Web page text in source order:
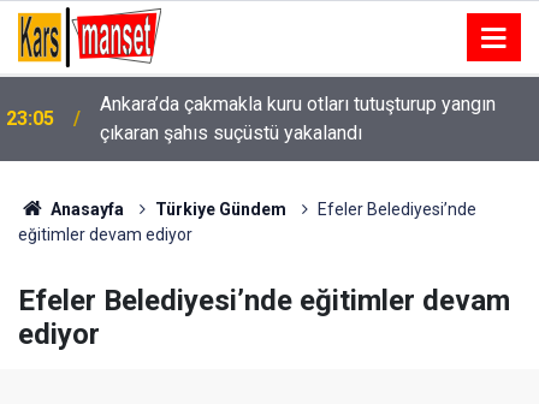
23:05
Ankara’da çakmakla kuru otları tutuşturup yangın
çıkaran şahıs suçüstü yakalandı
23:01
Kütahyaspor Akademisi Vakfı Sosyal Tesisleri’nin
temeli atıldı
Anasayfa Türkiye Gündem
Efeler Belediyesi’nde
eğitimler devam ediyor
Efeler Belediyesi’nde eğitimler devam
ediyor